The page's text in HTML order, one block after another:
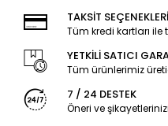
TAKSİT SEÇENEKLERİ
Tüm kredi kartları
YETKİLİ SATICI
Tüm ürünlerimiz
7 / 24 DESTEK
Öneri ve